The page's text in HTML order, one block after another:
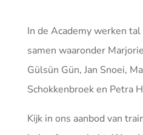
In de Academy werken
samen waaronder
Gülsün Gün, Jan Snoei,
Schokkenbroek en Petra
Kijk in ons aanbod van